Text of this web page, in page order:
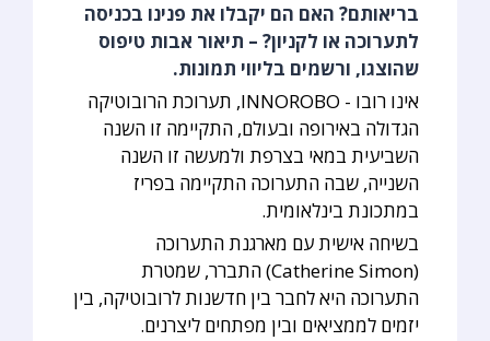
בריאותם? האם הם יקבלו את פנינו בכניסה
לתערוכה או לקניון? – תיאור אבות טיפוס
שהוצגו, ורשמים בליווי תמונות.
אינו רובו - INNOROBO, תערוכת הרובוטיקה
הגדולה באירופה ובעולם, התקיימה זו השנה
השביעית במאי בצרפת ולמעשה זו השנה
השנייה, שבה התערוכה התקיימה בפריז
במתכונת בינלאומית.
בשיחה אישית עם מארגנת התערוכה
(Catherine Simon) התברר, שמטרת
התערוכה היא לחבר בין חדשנות לרובוטיקה, בין
יזמים לממציאים ובין מפתחים ליצרנים.